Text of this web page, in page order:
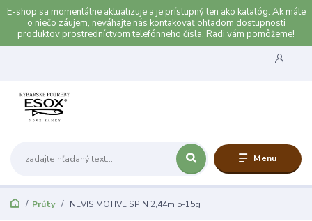
E-shop sa momentálne aktualizuje a je prístupný len ako katalóg. Ak máte
o niečo záujem, neváhajte nás kontakovať ohľadom dostupnosti
produktov prostredníctvom telefónneho čísla. Radi vám pomôžeme!
Menu
Prúty NEVIS MOTIVE SPIN 2,44m 5-15g